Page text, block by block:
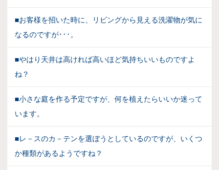
■お客様を招いた時に、リビングから見える洗濯物が気に
なるのですが･･･。
■やはり天井は高ければ高いほど気持ちいいものですよ
ね？
■小さな庭を作る予定ですが、何を植えたらいいか迷って
います。
■レ－スのカ－テンを選ぼうとしているのですが、いくつ
か種類があるようですね？